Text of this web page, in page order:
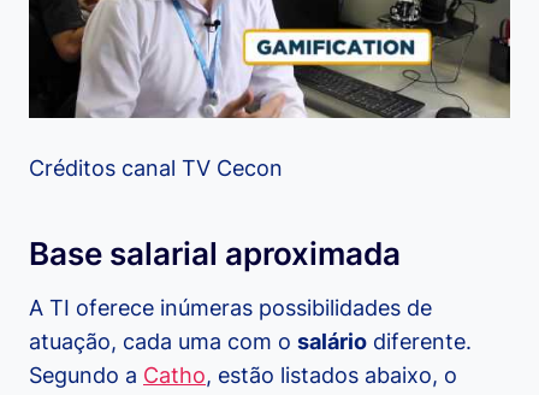
Créditos canal TV Cecon
Base salarial aproximada
A TI oferece inúmeras possibilidades de
atuação, cada uma com o salário diferente.
Segundo a Catho, estão listados abaixo, o